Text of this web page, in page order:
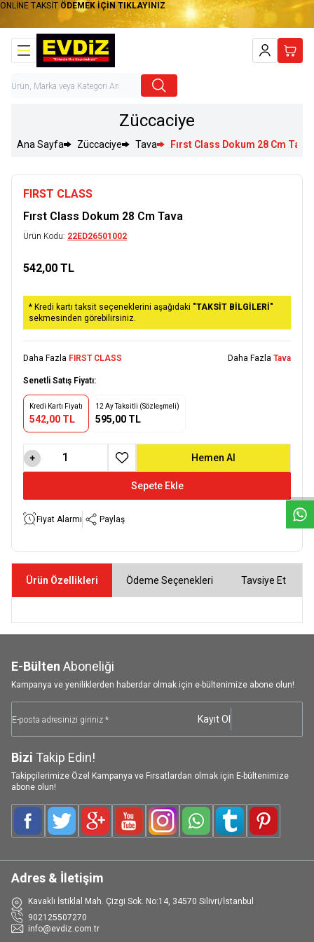
ONLİNE TAKSİT ÖDEMEK İÇİN TIKLAYINIZ
Hesabım
Züccaciye
Ana Sayfa Züccaciye Tava Fırst Class Dokum 28 Cm Tava
FIRST CLASS
Fırst Class Dokum 28 Cm Tava
Ürün Kodu: 22ED26501002
542,00 TL
* Kredi kartı taksit seçeneklerini aşağıdaki "TAKSİT BİLGİLERİ"
sekmesinden görebilirsiniz.
Daha Fazla FIRST CLASS Daha Fazla Tava
Senetli Satış Fiyatı:
Kredi Kartı Fiyatı
542,00 TL
12 Ay Taksitli (Sözleşmeli)
595,00 TL
Sepete Ekle
Hemen Al
Favoriye Ekle
Fiyat Alarmı Paylaş
Ürün Özellikleri Ödeme Seçenekleri Tavsiye Et
E-Bülten Aboneliği
Kampanya ve yeniliklerden haberdar olmak için e-bültenimize abone olun!
Kayıt Ol
Bizi Takip Edin!
Takipçilerimize Özel Kampanya ve Fırsatlardan olmak için E-bültenimize
abone olun!
FacebookTwitterGoogle-PlusYoutubeInstagramWhatsAppTumblrPinterest
Adres & İletişim
Kavaklı İstiklal Mah. Çizgi Sok. No:14, 34570 Silivri/İstanbul
902125507270
info@evdiz.com.tr